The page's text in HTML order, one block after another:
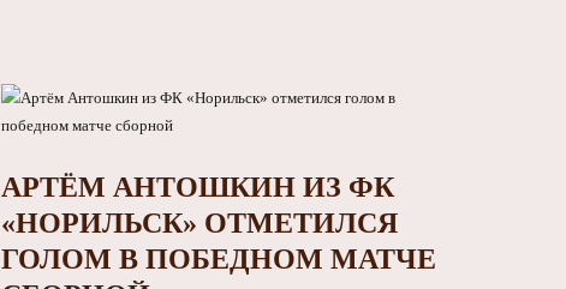
АРТЁМ АНТОШКИН ИЗ ФК
«НОРИЛЬСК» ОТМЕТИЛСЯ
ГОЛОМ В ПОБЕДНОМ МАТЧЕ